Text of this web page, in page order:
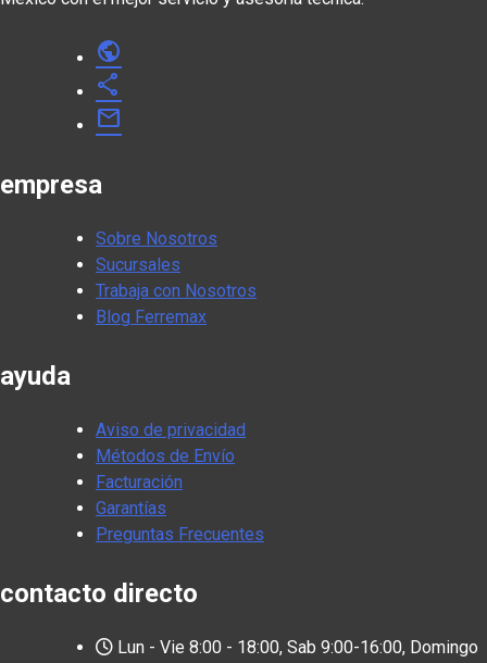
public
share
mail
empresa
Sobre Nosotros
Sucursales
Trabaja con Nosotros
Blog Ferremax
ayuda
Aviso de privacidad
Métodos de Envío
Facturación
Garantías
Preguntas Frecuentes
contacto directo
Lun - Vie 8:00 - 18:00, Sab 9:00-16:00, Domingo